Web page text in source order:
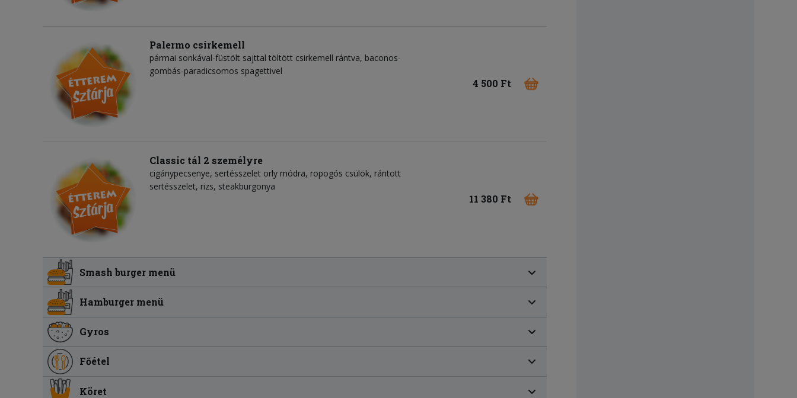
Palermo csirkemell
pármai sonkával-füstölt sajttal töltött csirkemell rántva, baconos-
gombás-paradicsomos spagettivel
4 500 Ft
Classic tál 2 személyre
cigánypecsenye, sertésszelet orly módra, ropogós csülök, rántott
sertésszelet, rizs, steakburgonya
11 380 Ft
Smash burger menü
Hamburger menü
Gyros
Főétel
Köret